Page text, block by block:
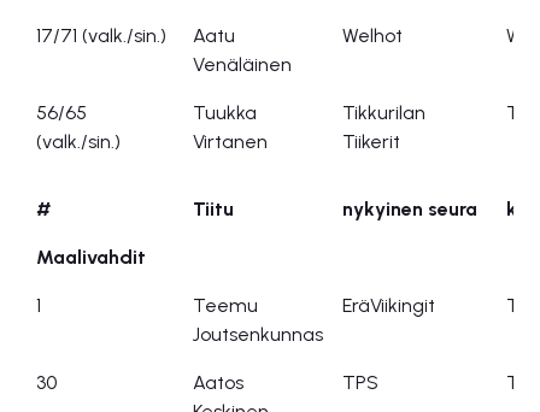
17/71 (valk./sin.)
Aatu
Venäläinen
Welhot
56/65
(valk./sin.)
Tuukka
Virtanen
Tikkurilan
Tiikerit
# Tiitu nykyinen seura
Maalivahdit
1
Teemu
Joutsenkunnas
EräViikingit
30
Aatos
TPS